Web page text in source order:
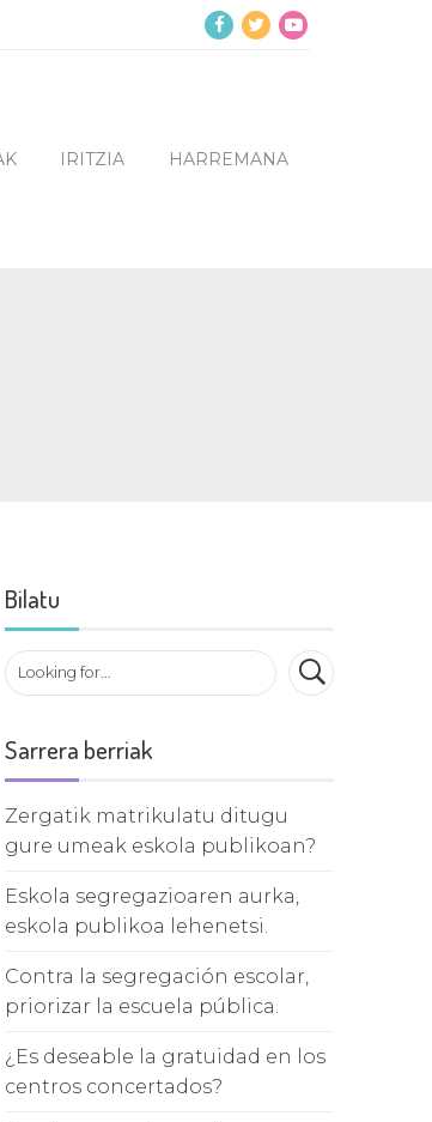
IRITZIA HARREMANA
Bilatu
Sarrera berriak
Zergatik matrikulatu ditugu
gure umeak eskola publikoan?
Eskola segregazioaren aurka,
eskola publikoa lehenetsi.
Contra la segregación escolar,
priorizar la escuela pública.
¿Es deseable la gratuidad en los
centros concertados?